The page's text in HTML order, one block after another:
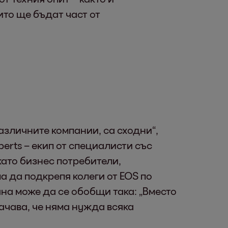
ще бъдат част от
компании, са сходни“,
– екип от специалисти със
бизнес потребители,
подкрепя колеги от EOS по
може да се обобщи така: „Вместо
че няма нужда всяка